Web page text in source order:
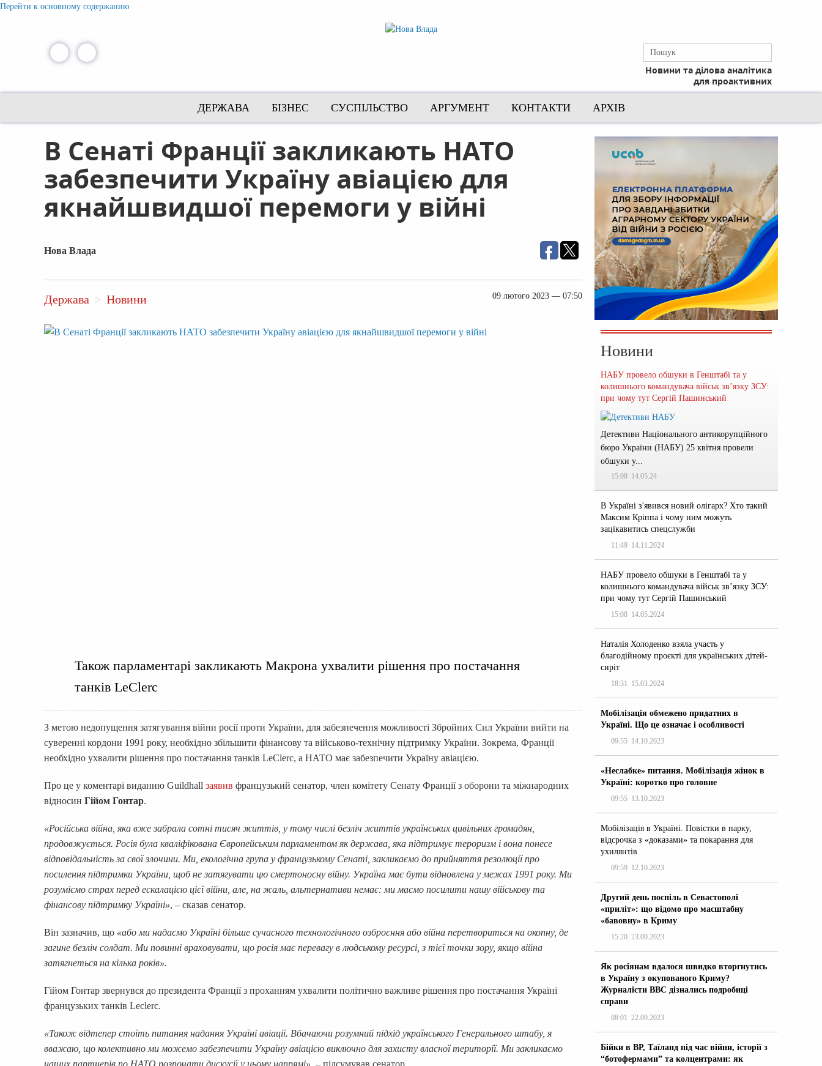
Перейти к основному содержанию
Новини та ділова аналітика
для проактивних
ДЕРЖАВА БІЗНЕС СУСПІЛЬСТВО АРГУМЕНТ КОНТАКТИ АРХІВ
В Сенаті Франції закликають НАТО
забезпечити Україну авіацією для
якнайшвидшої перемоги у війні
Нова Влада
Держава Новини 09 лютого 2023 — 07:50
Також парламентарі закликають Макрона ухвалити рішення про постачання
танків LeClerc
З метою недопущення затягування війни росії проти України, для забезпечення можливості Збройних Сил України вийти на
суверенні кордони 1991 року, необхідно збільшити фінансову та військово-технічну підтримку України. Зокрема, Франції
необхідно ухвалити рішення про постачання танків LeClerc, а НАТО має забезпечити Україну авіацією.
Про це у коментарі виданню Guildhall заявив французький сенатор, член комітету Сенату Франції з оборони та міжнародних
відносин Гійом Гонтар.
«Російська війна, яка вже забрала сотні тисяч життів, у тому числі безліч життів українських цивільних громадян,
продовжується. Росія була кваліфікована Європейським парламентом як держава, яка підтримує тероризм і вона понесе
відповідальність за свої злочини. Ми, екологічна група у французькому Сенаті, закликаємо до прийняття резолюції про
посилення підтримки України, щоб не затягувати цю смертоносну війну. Україна має бути відновлена у межах 1991 року. Ми
розуміємо страх перед ескалацією цієї війни, але, на жаль, альтернативи немає: ми маємо посилити нашу військову та
фінансову підтримку Україні», – сказав сенатор.
Він зазначив, що «або ми надаємо Україні більше сучасного технологічного озброєння або війна перетвориться на окопну, де
загине безліч солдат. Ми повинні враховувати, що росія має перевагу в людському ресурсі, з тієї точки зору, якщо війна
затягнеться на кілька років».
Гійом Гонтар звернувся до президента Франції з проханням ухвалити політично важливе рішення про постачання Україні
французьких танків Leclerc.
«Також відтепер стоїть питання надання Україні авіації. Вбачаючи розумний підхід українського Генерального штабу, я
вважаю, що колективно ми можемо забезпечити Україну авіацією виключно для захисту власної території. Ми закликаємо
наших партнерів по НАТО розпочати дискусії у цьому напрямі», – підсумував сенатор.
Новини
НАБУ провело обшуки в Генштабі та у
колишнього командувача військ зв’язку ЗСУ:
при чому тут Сергій Пашинський
Детективи Національного антикорупційного
бюро України (НАБУ) 25 квітня провели
обшуки у...
15:08 14.05.24
В Україні з'явився новий олігарх? Хто такий
Максим Кріппа і чому ним можуть
зацікавитись спецслужби
11:49 14.11.2024
НАБУ провело обшуки в Генштабі та у
колишнього командувача військ зв’язку ЗСУ:
при чому тут Сергій Пашинський
15:08 14.05.2024
Наталія Холоденко взяла участь у
благодійному проєкті для українських дітей-
сиріт
18:31 15.03.2024
Мобілізація обмежено придатних в
Україні. Що це означає і особливості
09:55 14.10.2023
«Неслабке» питання. Мобілізація жінок в
Україні: коротко про головне
09:55 13.10.2023
Мобілізація в Україні. Повістки в парку,
відсрочка з «доказами» та покарання для
ухилянтів
09:59 12.10.2023
Другий день поспіль в Севастополі
«приліт»: що відомо про масштабну
«бавовну» в Криму
15:20 23.09.2023
Як росіянам вдалося швидко вторгнутись
в Україну з окупованого Криму?
Журналісти ВВС дізнались подробиці
справи
08:01 22.09.2023
Бійки в ВР, Таїланд під час війни, історії з
“ботофермами” та колцентрами: як